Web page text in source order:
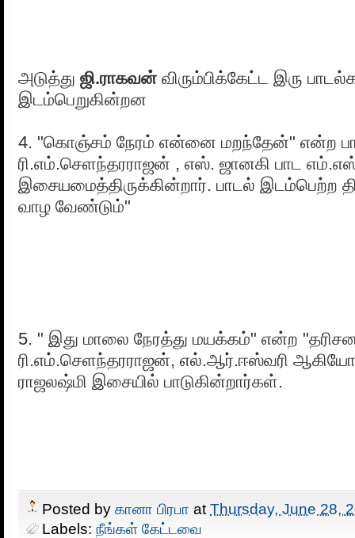
அடுத்து ஜி.ராகவன்விரும்பிக்கேட்ட இரு
இடம்பெறுகின்றன
4. "கொஞ்சம் நேரம் என்னை மறந்தேன்" என்ற
ரி.எம்.செளந்தரராஜன் , எஸ். ஜானகி பாட
இசையமைத்திருக்கின்றார். பாடல் இடம்பெற்ற
வாழ வேண்டும்"
5. " இது மாலை நேரத்து மயக்கம்" என்ற
ரி.எம்.செளந்தரராஜன், எல்.ஆர்.ஈஸ்வரி
ராஜலஷ்மி இசையில் பாடுகின்றார்கள்.
Posted by கானா பிரபா at Thursday, June 28,
Labels: நீங்கள் கேட்டவை